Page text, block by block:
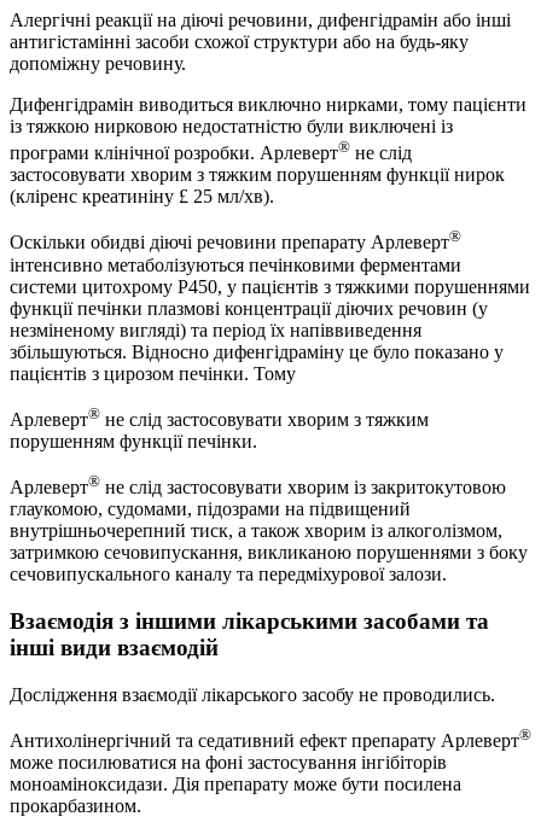
Алергічні реакції на діючі речовини, дифенгідрамін або інші
антигістамінні засоби схожої структури або на будь-яку
допоміжну речовину.
Дифенгідрамін виводиться виключно нирками, тому пацієнти
із тяжкою нирковою недостатністю були виключені із
програми клінічної розробки. Арлеверт® не слід
застосовувати хворим з тяжким порушенням функції нирок
(кліренс креатиніну £ 25 мл/хв).
Оскільки обидві діючі речовини препарату Арлеверт®
інтенсивно метаболізуються печінковими ферментами
системи цитохрому P450, у пацієнтів з тяжкими порушеннями
функції печінки плазмові концентрації діючих речовин (у
незміненому вигляді) та період їх напіввиведення
збільшуються. Відносно дифенгідраміну це було показано у
пацієнтів з цирозом печінки. Тому
Арлеверт® не слід застосовувати хворим з тяжким
порушенням функції печінки.
Арлеверт® не слід застосовувати хворим із закритокутовою
глаукомою, судомами, підозрами на підвищений
внутрішньочерепний тиск, а також хворим із алкоголізмом,
затримкою сечовипускання, викликаною порушеннями з боку
сечовипускального каналу та передміхурової залози.
Взаємодія з іншими лікарськими засобами та
інші види взаємодій
Дослідження взаємодії лікарського засобу не проводились.
Антихолінергічний та седативний ефект препарату Арлеверт®
може посилюватися на фоні застосування інгібіторів
моноаміноксидази. Дія препарату може бути посилена
прокарбазином.